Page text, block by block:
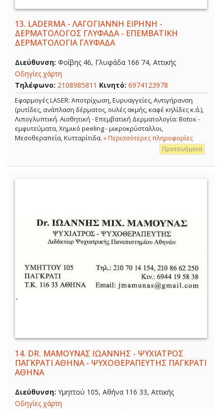
13. LADERMA - ΛΑΓΟΓΙΑΝΝΗ ΕΙΡΗΝΗ -
ΔΕΡΜΑΤΟΛΟΓΟΣ ΓΛΥΦΑΔΑ - ΕΠΕΜΒΑΤΙΚΗ
ΔΕΡΜΑΤΟΛΟΓΙΑ ΓΛΥΦΑΔΑ
Διεύθυνση: Φοίβης 46, Γλυφάδα 166 74, Αττικής
Οδηγίες χάρτη
Τηλέφωνο: 2108985811 Κινητό: 6974123978
Εφαρμογές LASER: Αποτρίχωση, Ευρυαγγείες, Αντιγήρανση
(ρυτίδες, ανάπλαση δέρματος, ουλές ακμής, καφέ κηλίδες κ.ά.),
Λιπογλυπτική. Αισθητική - Επεμβατική Δερματολογία: Botox -
εμφυτεύματα, Χημικό peeling - μικροκρύσταλλοι,
Μεσοθεραπεία, Κυτταρίτιδα. » Περισσότερες πληροφορίες
Προτεινόμενα
14. DR. ΜΑΜΟΥΝΑΣ ΙΩΑΝΝΗΣ - ΨΥΧΙΑΤΡΟΣ
ΠΑΓΚΡΑΤΙ ΑΘΗΝΑ - ΨΥΧΟΘΕΡΑΠΕΥΤΗΣ ΠΑΓΚΡΑΤΙ
ΑΘΗΝΑ
Διεύθυνση: Υμηττού 105, Αθήνα 116 33, Αττικής
Οδηγίες χάρτη